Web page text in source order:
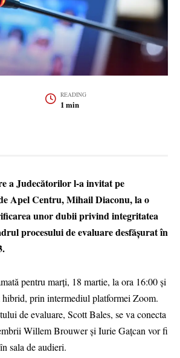
READING
1 min
a Judecătorilor l-a invitat pe
Apel Centru, Mihail Diaconu, la o
unor dubii privind integritatea
procesului de evaluare desfășurat în
pentru marți, 18 martie, la ora 16:00 și
hibrid, prin intermediul platformei Zoom.
de evaluare, Scott Bales, se va conecta
Willem Brouwer și Iurie Gațcan vor fi
sala de audieri.